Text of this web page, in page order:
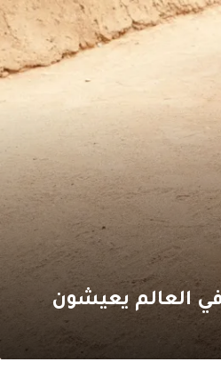
العالم يعيشون